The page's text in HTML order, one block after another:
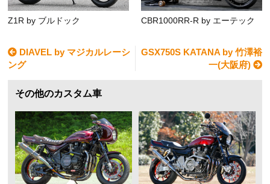
Z1R by ブルドック CBR1000RR-R by エーテック
DIAVEL by マジカルレーシ
ング
GSX750S KATANA by 竹澤裕
一(大阪府)
その他のカスタム車